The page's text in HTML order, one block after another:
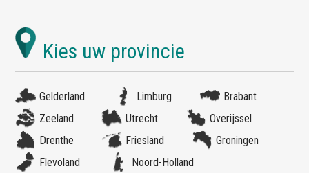
Gelderland Limburg
Brabant
Zeeland
Utrecht
Overijssel
Drenthe
Friesland
Groningen
Flevoland
Noord-Holland